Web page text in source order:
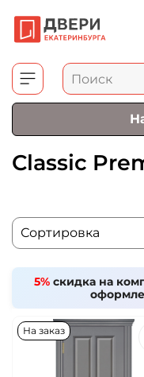
Classic
5% скидка на
На заказ